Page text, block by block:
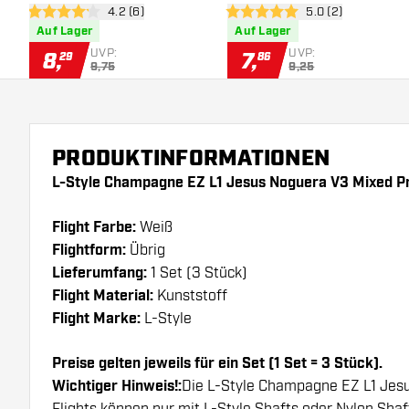
Flights
Bewertungsbereich öffnen
4.2 Bewertungssterne
4.2 (6)
Auf Lager
8,29 UVP:
9,75
Mix - Dart Flights
5 Bewertungssterne
5.0 (2)
Auf Lager
7,86 UVP:
9,25
PRODUKTINFORMATIONEN
L-Style Champagne EZ L1 Jesus Noguera V3 Mixed
Flight Farbe: Weiß
Flightform: Übrig
Lieferumfang: 1 Set (3 Stück)
Flight Material: Kunststoff
Flight Marke: L-Style
Preise gelten jeweils für ein Set (1 Set = 3 Stück).
Wichtiger Hinweis!:Die L-Style Champagne EZ L1